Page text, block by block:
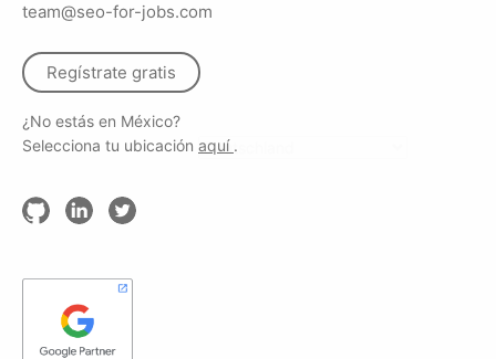
team@seo-for-jobs.com
Regístrate gratis
¿No estás en México?
Selecciona tu ubicación aquí .